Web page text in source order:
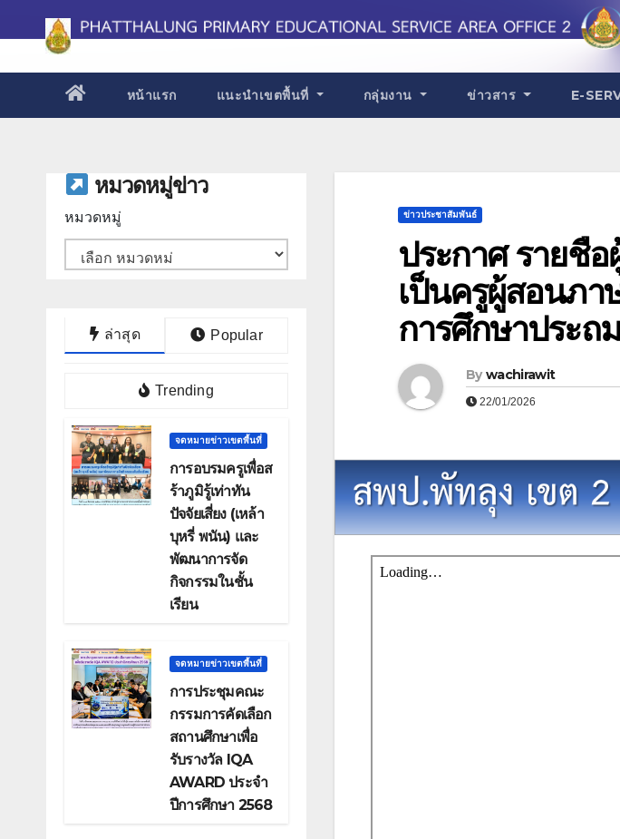
to
หน้าแรก แนะนำเขตพื้นที่ กลุ่มงาน ข่าวสาร E-
หมวดหมู่ข่าว
หมวดหมู่
ล่าสุด Popular
Trending
จดหมายข่าวเขตพื้นที่
การอบรมครูเพื่อส
ร้าภูมิรู้เท่าทัน
ปัจจัยเสี่ยง (เหล้า
บุหรี่ พนัน) และ
พัฒนาการจัด
กิจกรรมในชั้น
เรียน
จดหมายข่าวเขตพื้นที่
การประชุมคณะ
กรรมการคัดเลือก
สถานศึกษาเพื่อ
รับรางวัล IQA
AWARD ประจำ
ปีการศึกษา 2568
ข่าวประชาสัมพันธ์
ประกาศ รายชื่
เป็นครูผู้สอนภ
การศึกษาประถ
By wachirawit
22/01/2026